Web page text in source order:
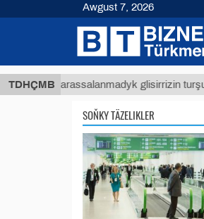
TDHÇMB
arassalanmadyk glisirrizin turşusy (t.)
SOŇKY TÄZELIKLER
Awgust 7, 2026